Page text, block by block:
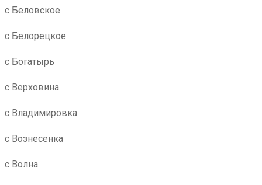
с Беловское
с Белорецкое
с Богатырь
с Верховина
с Владимировка
с Вознесенка
с Волна